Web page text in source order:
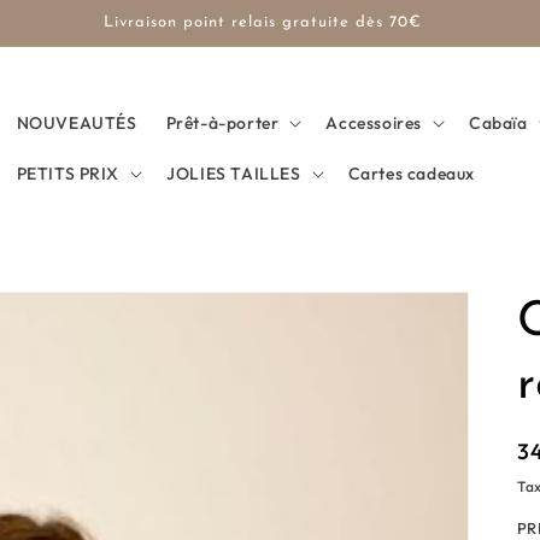
Expédition rapide
NOUVEAUTÉS Prêt-à-porter Accessoires Cabaïa
PETITS PRIX JOLIES TAILLES Cartes cadeaux